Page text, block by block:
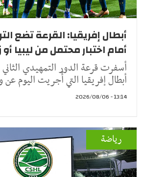
أبطال إفريقيا: القرعة تضع
أمام اختبار محتمل من ليبيا أو
أسفرت قرعة الدور التمهيدي
أبطال إفريقيا التي أُجريت اليوم عن
13:14 - 2026/08/06
رياضة